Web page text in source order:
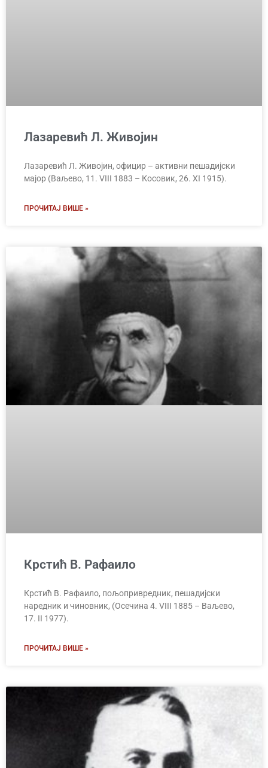
Лазаревић Л. Живојин
Лазаревић Л. Живојин, официр – активни пешадијски
мајор (Ваљево, 11. VIII 1883 – Косовик, 26. XI 1915).
ПРОЧИТАЈ ВИШЕ »
Крстић В. Рафаило
Крстић В. Рафаило, пољопривредник, пешадијски
наредник и чиновник, (Осечина 4. VIII 1885 – Ваљево,
17. II 1977).
ПРОЧИТАЈ ВИШЕ »